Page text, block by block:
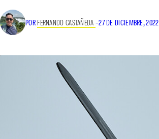
POR FERNANDO CASTAÑEDA –27 DE DICIEMBRE, 2022